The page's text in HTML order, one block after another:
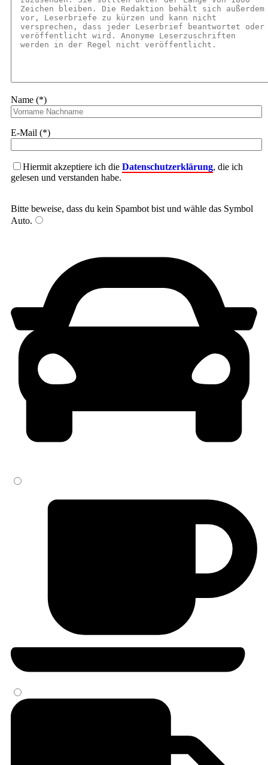
Name (*)
E-Mail (*)
Hiermit akzeptiere ich die Datenschutzerklärung, die ich
gelesen und verstanden habe.
Bitte beweise, dass du kein Spambot bist und wähle das Symbol
Auto.